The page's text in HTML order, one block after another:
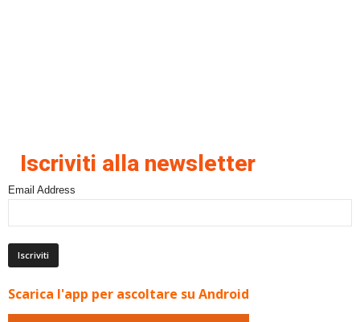
Iscriviti alla newsletter
Email Address
Scarica l'app per ascoltare su Android